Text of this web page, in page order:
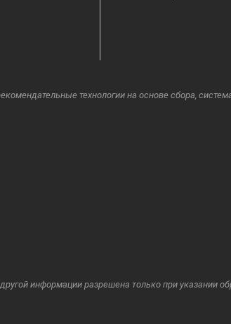
технологии на основе сбора,
информации разрешена только при указании